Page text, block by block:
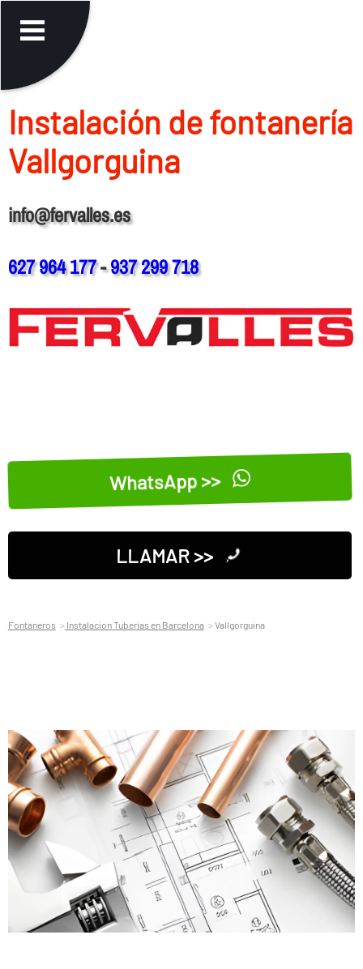
Instalación de fontanerí­a
Vallgorguina
info@fervalles.es
627 964 177-937 299 718
WhatsApp >>
LLAMAR >>
Fontaneros Instalacion Tuberias en Barcelona Vallgorguina